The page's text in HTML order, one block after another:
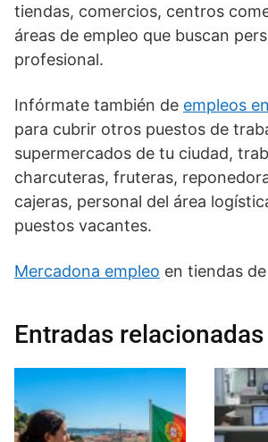
tiendas, comercios, centros
áreas de empleo que buscan
profesional.
Infórmate también de empleos
para cubrir otros puestos de
supermercados de tu ciudad,
charcuteras, fruteras,
cajeras, personal del área
puestos vacantes.
Mercadona empleo en tiendas
Entradas relacionadas